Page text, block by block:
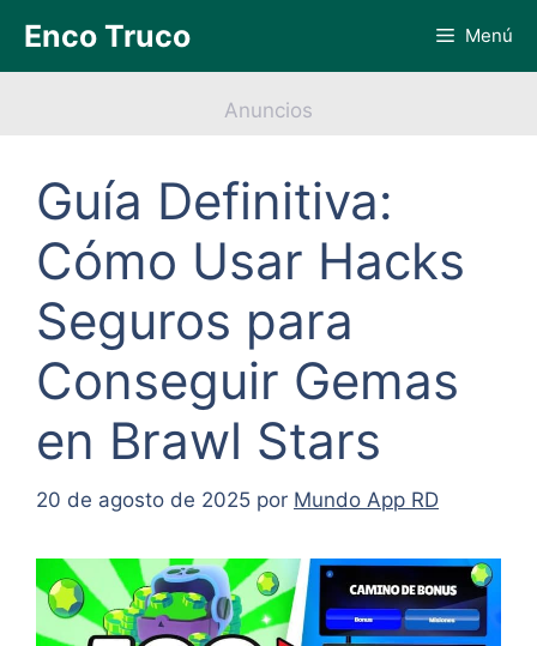
contenido
Enco Truco Menú
Anuncios
Guía Definitiva:
Cómo Usar Hacks
Seguros para
Conseguir Gemas
en Brawl Stars
20 de agosto de 2025 por Mundo App RD